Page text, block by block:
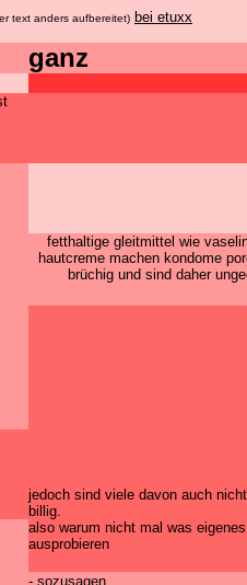
text anders aufbereitet) bei etuxx
ganz
fetthaltige gleitmittel wie
hautcreme machen kondome
brüchig und sind daher
jedoch sind viele davon auch
billig.
also warum nicht mal was eigenes
ausprobieren
- sozusagen